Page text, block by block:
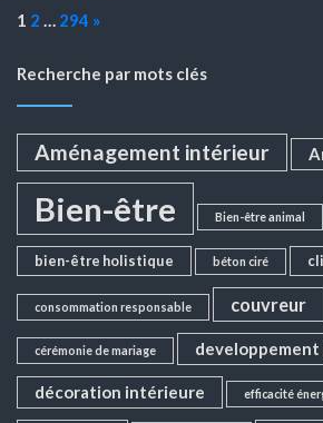
Page:
1 2 … 294 Next
»
Recherche par mots clés
Aménagement intérieur
Bien-être Bien-être animal
bien-être holistique béton ciré
consommation responsable couvreur
cérémonie de mariage developpement
décoration intérieure efficacité